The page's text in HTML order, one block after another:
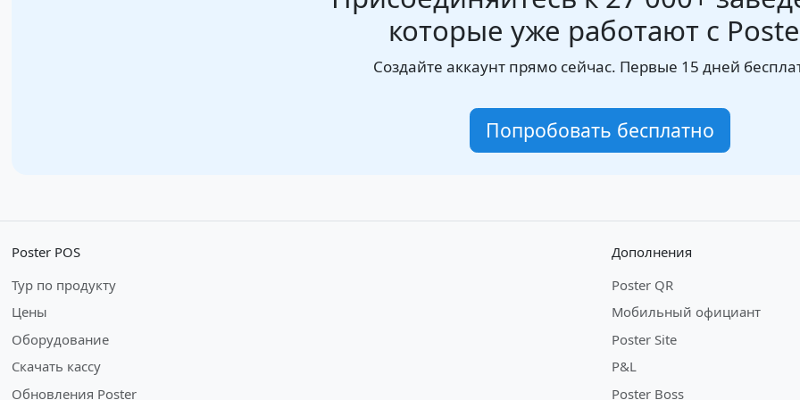
которые уже работают с
Создайте аккаунт прямо сейчас. Первые 15 дней
Попробовать бесплатно
Poster POS
Тур по продукту
Цены
Оборудование
Скачать кассу
Обновления Poster
Дополнения
Poster QR
Мобильный официант
Poster Site
P&L
Poster Boss